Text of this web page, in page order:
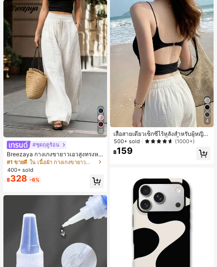
11
#ชุดฤดูร้อน
Breezaya กางเกงขายาวเอวสูงทรงหล
วมขาบานสำหรับผู้หญิง สีขาวเรียบหรูส
ไตล์ชิค เหมาะสำหรับใส่เที่ยวทะเล วันห
ยุดพักผ่อนฤดูร้อน ลุคสบายๆ ใส่ได้หลา
ยโอกาสในชีวิตประจำวัน
#1 ขายดี
ใน เนื้อผ้า กางเกงขายาวลำลองผ้า
400+ sold
฿328 -6%
4
เสื้อสายเดี่ยวเซ็กซี่ไร้หลังสำหรับผู้หญิง
พร้อมบราแบบมีฟองน้ำ, เสื้อกล้ามแขน
กุด, เสื้อลำลองสีดำสำหรับฤดูร้อน
500+ sold (1000+)
฿159